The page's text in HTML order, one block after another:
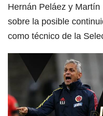
Hernán Peláez y
sobre la posible
como técnico de la